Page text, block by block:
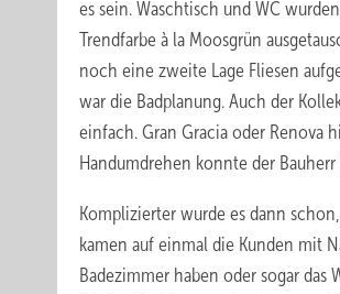
es sein. Waschtisch und WC
Trendfarbe à la Moosgrün
noch ­eine zweite Lage Fliesen
war die Badplanung. Auch der
einfach. Gran Gracia oder Renova
Handumdrehen konnte der
Komplizierter wurde es dann
kamen auf einmal die Kunden mit
Badezimmer haben oder sogar